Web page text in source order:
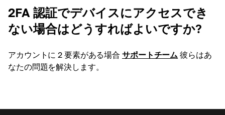
2FA 認証でデバイスにアクセスでき
ない場合はどうすればよいですか?
アカウントに 2 要素がある場合 サポートチーム 彼らはあ
なたの問題を解決します。